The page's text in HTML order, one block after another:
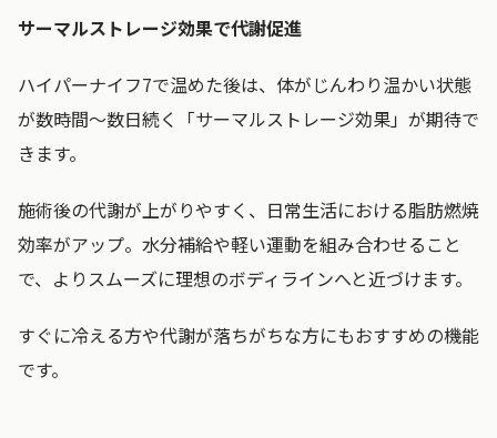
サーマルストレージ効果で代謝促進
ハイパーナイフ7で温めた後は、体がじんわり温かい状態
が数時間～数日続く「サーマルストレージ効果」が期待で
きます。
施術後の代謝が上がりやすく、日常生活における脂肪燃焼
効率がアップ。水分補給や軽い運動を組み合わせること
で、よりスムーズに理想のボディラインへと近づけます。
すぐに冷える方や代謝が落ちがちな方にもおすすめの機能
です。